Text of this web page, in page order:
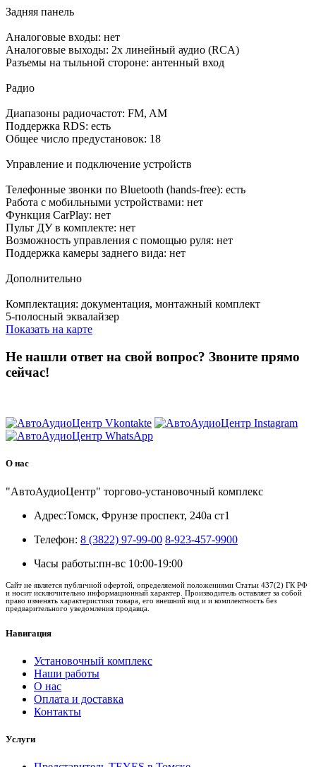
Задняя панель
Аналоговые входы: нет
Аналоговые выходы: 2x линейный аудио (RCA)
Разъемы на тыльной стороне: антенный вход
Радио
Диапазоны радиочастот: FM, AM
Поддержка RDS: есть
Общее число предустановок: 18
Управление и подключение устройств
Телефонные звонки по Bluetooth (hands-free): есть
Работа с мобильными устройствами: нет
Функция CarPlay: нет
Пульт ДУ в комплекте: нет
Возможность управления с помощью руля: нет
Поддержка камеры заднего вида: нет
Дополнительно
Комплектация: документация, монтажный комплект
5-полосный эквалайзер
Показать на карте
Не нашли ответ на свой вопрос? Звоните прямо
сейчас!
О нас
"АвтоАудиоЦентр" торгово-установочный комплекс
Адрес:Томск, Фрунзе проспект, 240а ст1
Телефон: 8 (3822) 97-99-00 8-923-457-9900
Часы работы:пн-вс 10:00-19:00
Сайт не является публичной офертой, определяемой положениями Статьи 437(2) ГК РФ
и носит исключительно информационный характер. Производитель оставляет за собой
право изменять характеристики товара, его внешний вид и и комплектность без
предварительного уведомления продавца.
Навигация
Установочный комплекс
Наши работы
О нас
Оплата и доставка
Контакты
Услуги